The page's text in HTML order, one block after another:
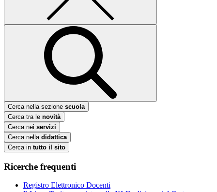
Cerca nella sezione scuola
Cerca tra le novità
Cerca nei servizi
Cerca nella didattica
Cerca in tutto il sito
Ricerche frequenti
Registro Elettronico Docenti